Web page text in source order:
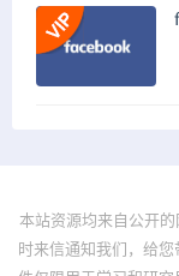
本站资源均来自公开
时来信通知我们，给